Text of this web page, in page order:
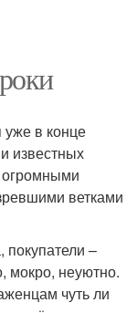
в конце
известных
огромными
ветками
–
мокро, неуютно.
чуть ли